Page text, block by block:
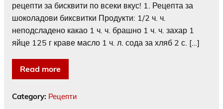
рецепти за бисквити по всеки вкус! 1. Рецепта за
шоколадови биксвитки Продукти: 1/2 ч. ч.
неподсладено какао 1 ч. ч. брашно 1 ч. ч. захар 1
яйце 125 г краве масло 1 ч. л. сода за хляб 2 с. […]
Read more
Category: Рецепти